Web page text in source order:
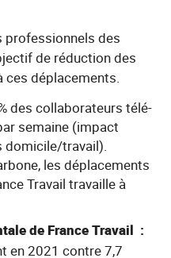
professionnels des
de réduction des
ces déplacements.
des collaborateurs télé-
semaine (impact
domicile/travail).
les déplacements
Travail travaille à
de France Travail :
en 2021 contre 7,7